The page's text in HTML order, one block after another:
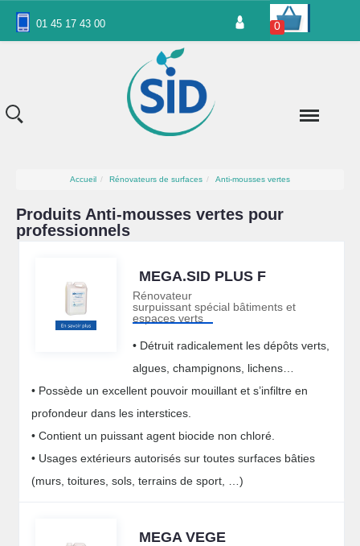
01 45 17 43 00 0
Accueil Rénovateurs de surfaces Anti-mousses vertes
Produits Anti-mousses vertes pour
professionnels
MEGA.SID PLUS F
Rénovateur
surpuissant spécial bâtiments et
espaces verts
• Détruit radicalement les dépôts verts,
algues, champignons, lichens…
• Possède un excellent pouvoir mouillant et s’infiltre en
profondeur dans les interstices.
• Contient un puissant agent biocide non chloré.
• Usages extérieurs autorisés sur toutes surfaces bâties
(murs, toitures, sols, terrains de sport, …)
MEGA VEGE